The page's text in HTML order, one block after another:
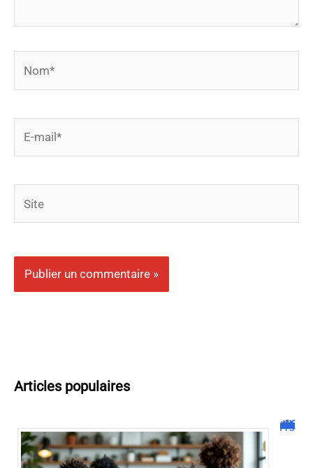
Articles populaires
Malgrim com : tout ce que vous devez savoir sur la plateforme !